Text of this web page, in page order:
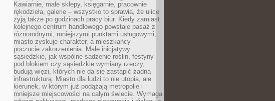
Kawiarnie, małe sklepy, księgarnie, pracownie
rękodzieła, galerie – wszystko to sprawia, że ulice
żyją także po godzinach pracy biur. Kiedy zamiast
kolejnego centrum handlowego powstaje pasaż z
różnorodnymi, mniejszymi punktami usługowymi,
miasto zyskuje charakter, a mieszkańcy –
poczucie zakorzenienia. Małe inicjatywy
sąsiedzkie, jak wspólne sadzenie roślin, festyny
pod blokiem czy sąsiedzkie wymiany rzeczy,
budują więzi, których nie da się zastąpić żadną
infrastrukturą. Miasto dla ludzi to nie utopia, ale
kierunek, w którym już podążają metropolie i
mniejsze miejscowości na całym świecie. Wymaga